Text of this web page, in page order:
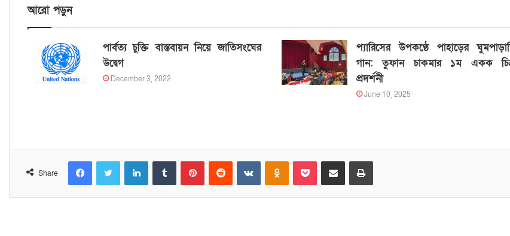
আরো পড়ুন
পার্বত্য চুক্তি বাস্তবায়ন নিয়ে জাতিসংঘের
উদ্বেগ
December 3, 2022
প্যারিসের উপকণ্ঠে পাহাড়ের
গান: তুফান চাকমার ১ম একক
প্রদর্শনী
June 10, 2025
Share